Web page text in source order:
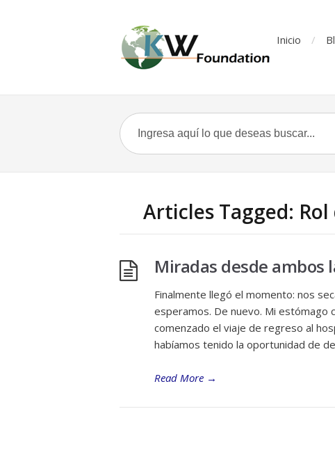
Inicio
Articles Tagged:
Miradas desde ambos
Finalmente llegó el momento: nos
esperamos. De nuevo. Mi estómago
comenzado el viaje de regreso al
habíamos tenido la oportunidad de
Read More →